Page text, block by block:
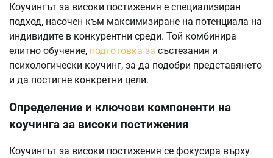
Коучингът за високи постижения е специализиран
подход, насочен към максимизиране на потенциала на
индивидите в конкурентни среди. Той комбинира
елитно обучение, подготовка за състезания и
психологически коучинг, за да подобри представянето
и да постигне конкретни цели.
Определение и ключови компоненти на
коучинга за високи постижения
Коучингът за високи постижения се фокусира върху